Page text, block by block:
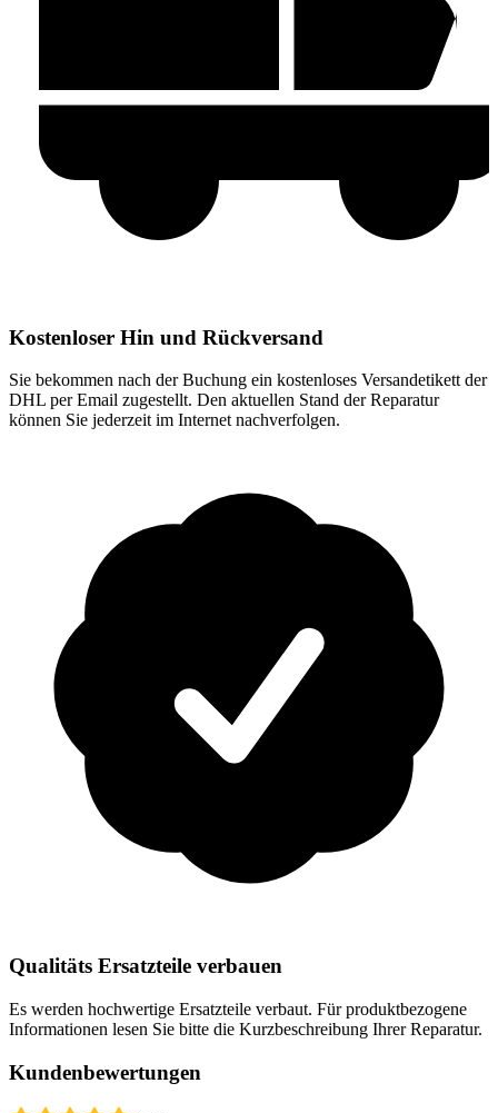
Kostenloser Hin und Rückversand
Sie bekommen nach der Buchung ein kostenloses Versandetikett der
DHL per Email zugestellt. Den aktuellen Stand der Reparatur
können Sie jederzeit im Internet nachverfolgen.
Qualitäts Ersatzteile verbauen
Es werden hochwertige Ersatzteile verbaut. Für produktbezogene
Informationen lesen Sie bitte die Kurzbeschreibung Ihrer Reparatur.
Kundenbewertungen